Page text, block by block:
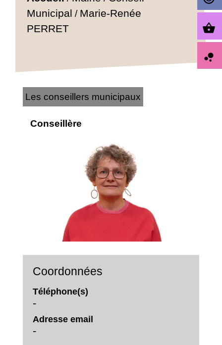
Municipal / Marie-Renée
PERRET
Les conseillers municipaux
Conseillère
Coordonnées
Téléphone(s)
-
Adresse email
-
shopping_basket
bubble_chart